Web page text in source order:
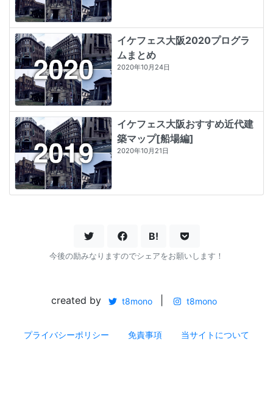
イケフェス大阪2020プログラ
ムまとめ
2020年10月24日
イケフェス大阪おすすめ近代建
築マップ[船場編]
2020年10月21日
B!
今後の励みなりますのでシェアをお願いします！
created by t8mono t8mono
プライバシーポリシー 免責事項 当サイトについて